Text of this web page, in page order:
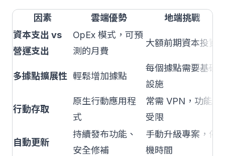
因素 雲端優勢
地端挑戰
資本支出 vs
營運支出
OpEx 模式，可預
測的月費
大額前期資本投資
多據點擴展性 輕鬆增加據點
每個據點需要基礎
設施
行動存取
原生行動應用程
式
常需 VPN，功能
受限
自動更新
持續發布功能、
安全修補
手動升級專案，停
機時間